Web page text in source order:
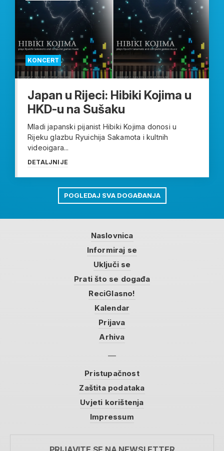
KONCERT
Japan u Rijeci: Hibiki Kojima u
HKD-u na Sušaku
Mladi japanski pijanist Hibiki Kojima donosi u
Rijeku glazbu Ryuichija Sakamota i kultnih
videoigara...
DETALJNIJE
POGLEDAJ SVA DOGAĐANJA
Naslovnica
Informiraj se
Uključi se
Prati što se događa
ReciGlasno!
Kalendar
Prijava
Arhiva
Pristupačnost
Zaštita podataka
Uvjeti korištenja
Impressum